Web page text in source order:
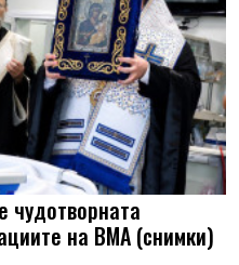
чудотворната
на ВМА (снимки)